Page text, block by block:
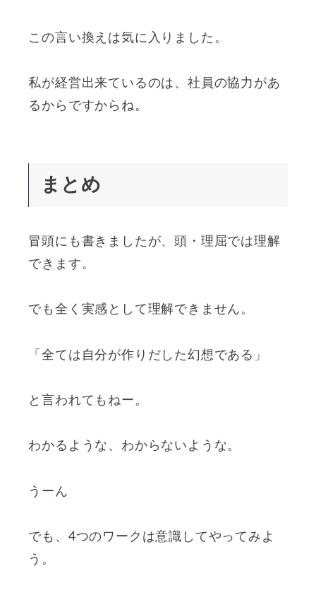
この言い換えは気に入りました。
私が経営出来ているのは、社員の協力があ
るからですからね。
まとめ
冒頭にも書きましたが、頭・理屈では理解
できます。
でも全く実感として理解できません。
「全ては自分が作りだした幻想である」
と言われてもねー。
わかるような、わからないような。
うーん
でも、4つのワークは意識してやってみよ
う。